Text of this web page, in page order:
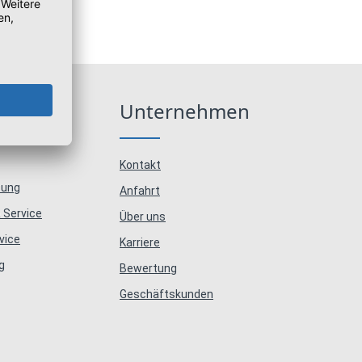
Service
Unternehmen
Kontakt
Anfahrt
Über uns
Karriere
Bewertung
Geschäftskunden